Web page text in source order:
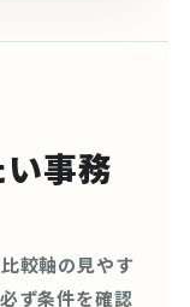
事務
較軸の見やす
ず条件を確認